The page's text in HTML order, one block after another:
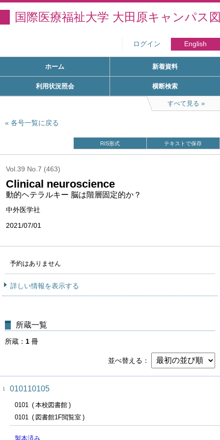
国際医療福祉大学 大田原キャンパス
ログイン English
ホーム 新着資料
利用状況照会 横断検索
すべて見る
各号一覧に戻る
RIS形式 テキストで保存
Vol.39 No.7 (463)
Clinical neuroscience
動的ヘテラルキー 脳は階層固定的か？
中外医学社
2021/07/01
予約はありません
詳しい情報を表示する
所蔵一覧
所蔵 1 冊
並べ替える
1 010110105
0101
本校図書館
0101
図書館1F閲覧室
製本済み